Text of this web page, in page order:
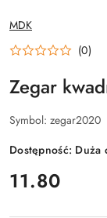
NAZWA
PRODUCENTA:
MDK
(0)
Zegar
Symbol: zegar2020
Dostępność: Duża
cena:
11.80